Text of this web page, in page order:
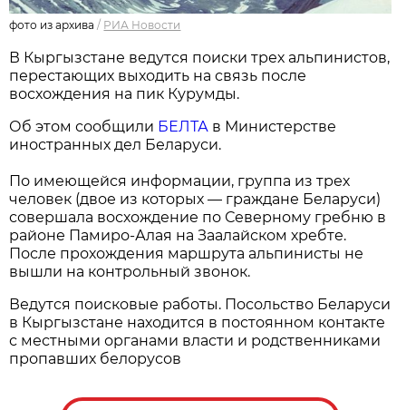
фото из архива / РИА Новости
В Кыргызстане ведутся поиски трех альпинистов,
перестающих выходить на связь после
восхождения на пик Курумды.
Об этом сообщили БЕЛТА в Министерстве
иностранных дел Беларуси.
По имеющейся информации, группа из трех
человек (двое из которых — граждане Беларуси)
совершала восхождение по Северному гребню в
районе Памиро-Алая на Заалайском хребте.
После прохождения маршрута альпинисты не
вышли на контрольный звонок.
Ведутся поисковые работы. Посольство Беларуси
в Кыргызстане находится в постоянном контакте
с местными органами власти и родственниками
пропавших белорусов